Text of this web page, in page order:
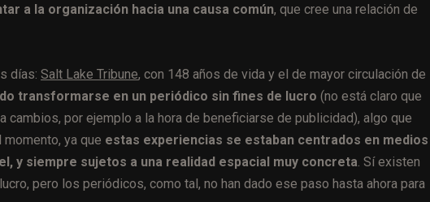
a la organización hacia una causa común, que cree una relación de
días: Salt Lake Tribune, con 148 años de vida y el de mayor circulación de
transformarse en un periódico sin fines de lucro (no está claro que
por ejemplo a la hora de beneficiarse de publicidad), algo que
ya que estas experiencias se estaban centrados en medios
y siempre sujetos a una realidad espacial muy concreta . Sí existen
pero los periódicos, como tal, no han dado ese paso hasta ahora para